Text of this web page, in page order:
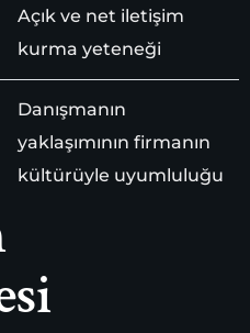
Açık ve net iletişim
kurma yeteneği
Danışmanın
yaklaşımının firmanın
kültürüyle uyumluluğu